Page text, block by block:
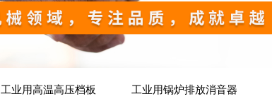
工业用高温高压档板 工业用锅炉排放消音器